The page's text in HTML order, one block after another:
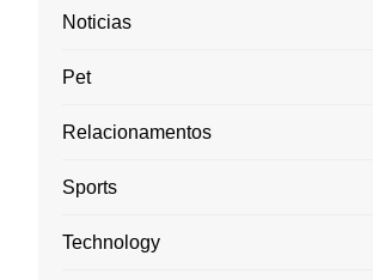
Noticias
Pet
Relacionamentos
Sports
Technology